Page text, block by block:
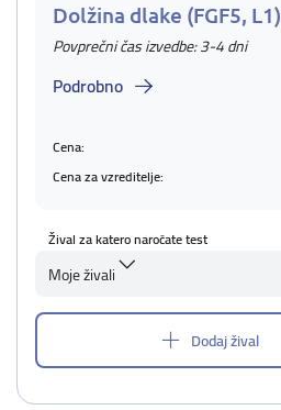
Dolžina dlake (FGF5, L1)
Povprečni čas izvedbe: 3-4 dni
Podrobno
Cena:
Cena za vzreditelje:
Žival za katero naročate test
Moje živali
Dodaj žival